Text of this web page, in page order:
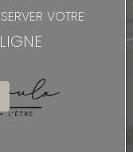
VOTRE